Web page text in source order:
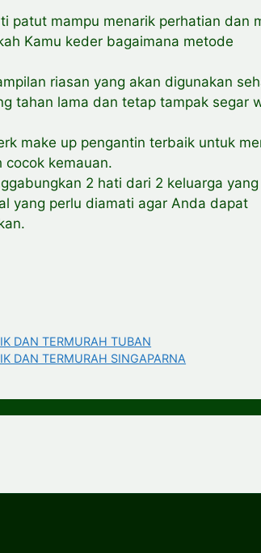
patut mampu menarik perhatian dan
Kamu keder bagaimana metode
riasan yang akan digunakan
tahan lama dan tetap tampak segar
make up pengantin terbaik untuk
cocok kemauan.
2 hati dari 2 keluarga
yang perlu diamati agar Anda dapat
DAN TERMURAH TUBAN
DAN TERMURAH SINGAPARNA